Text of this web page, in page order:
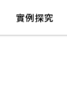
實例探究